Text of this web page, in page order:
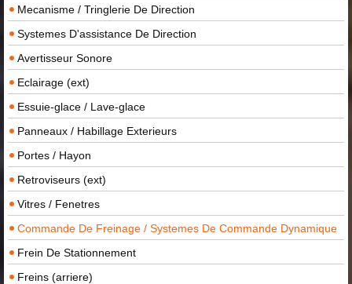
Mecanisme / Tringlerie De Direction
Systemes D'assistance De Direction
Avertisseur Sonore
Eclairage (ext)
Essuie-glace / Lave-glace
Panneaux / Habillage Exterieurs
Portes / Hayon
Retroviseurs (ext)
Vitres / Fenetres
Commande De Freinage / Systemes De Commande Dynamique
Frein De Stationnement
Freins (arriere)